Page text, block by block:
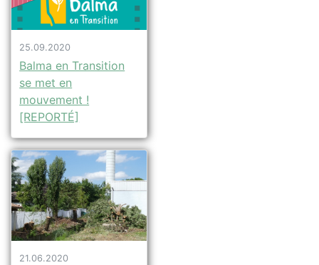
25.09.2020
Balma en Transition
se met en
mouvement !
[REPORTÉ]
21.06.2020